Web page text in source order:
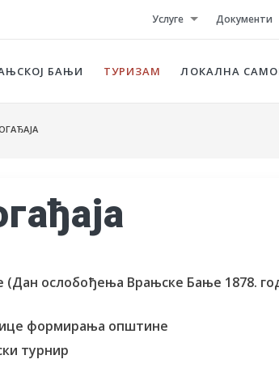
Услуге Документи
БАЊИ ТУРИЗАМ ЛОКАЛНА
(Дан ослобођења Врањске Бање 1878.
формирања општине
турнир